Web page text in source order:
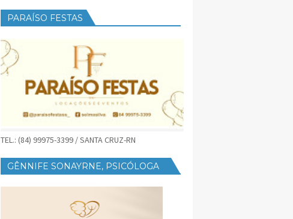
PARAÍSO FESTAS
TEL.: (84) 99975-3399 / SANTA CRUZ-RN
GÊNNIFE SONAYRNE, PSICÓLOGA